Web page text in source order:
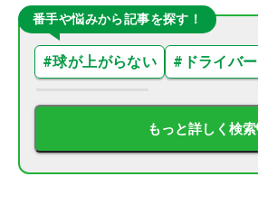
番手や悩みから記事を探す！
#球が上がらない # ドライバー
もっと詳しく検索